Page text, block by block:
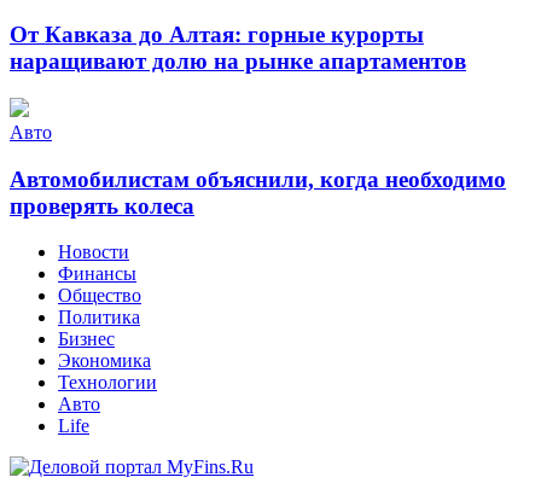
От Кавказа до Алтая: горные курорты
наращивают долю на рынке апартаментов
Авто
Автомобилистам объяснили, когда необходимо
проверять колеса
Новости
Финансы
Общество
Политика
Бизнес
Экономика
Технологии
Авто
Life